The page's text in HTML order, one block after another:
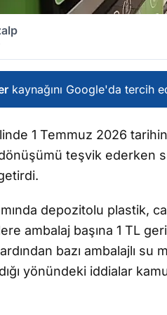
kaynağını Google'da tercih
1 Temmuz 2026
teşvik ederken
depozitolu plastik,
ambalaj başına 1 TL
bazı ambalajlı su
yönündeki iddialar